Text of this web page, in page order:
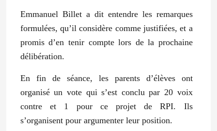
Emmanuel Billet a dit entendre les remarques
formulées, qu’il considère comme justifiées, et a
promis d’en tenir compte lors de la prochaine
délibération.
En fin de séance, les parents d’élèves ont
organisé un vote qui s’est conclu par 20 voix
contre et 1 pour ce projet de RPI. Ils
s’organisent pour argumenter leur position.